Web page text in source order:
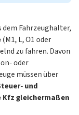
Fahrzeughalter,
(M1, L, O1 oder
zu fahren. Davon
oder
müssen über
und
gleichermaßen